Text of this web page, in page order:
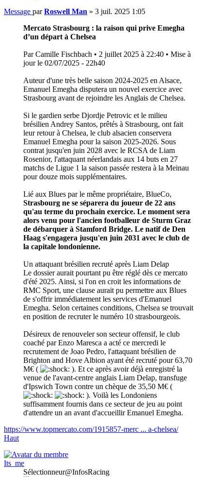
Message parRoswell Man » 3 juil. 2025 1:05
Mercato Strasbourg : la raison qui prive Emegha
d’un départ à Chelsea
Par Camille Fischbach • 2 juillet 2025 à 22:40 • Mise à
jour le 02/07/2025 - 22h40
Auteur d'une très belle saison 2024-2025 en Alsace,
Emanuel Emegha disputera un nouvel exercice avec
Strasbourg avant de rejoindre les Anglais de Chelsea.
Si le gardien serbe Djordje Petrovic et le milieu
brésilien Andrey Santos, prêtés à Strasbourg, ont fait
leur retour à Chelsea, le club alsacien conservera
Emanuel Emegha pour la saison 2025-2026. Sous
contrat jusqu'en juin 2028 avec le RCSA de Liam
Rosenior, l'attaquant néerlandais aux 14 buts en 27
matchs de Ligue 1 la saison passée restera à la Meinau
pour douze mois supplémentaires.
Lié aux Blues par le même propriétaire, BlueCo,
Strasbourg ne se séparera du joueur de 22 ans
qu'au terme du prochain exercice. Le moment sera
alors venu pour l'ancien footballeur de Sturm Graz
de débarquer à Stamford Bridge. Le natif de Den
Haag s'engagera jusqu'en juin 2031 avec le club de
la capitale londonienne.
Un attaquant brésilien recruté après Liam Delap
Le dossier aurait pourtant pu être réglé dès ce mercato
d'été 2025. Ainsi, si l'on en croit les informations de
RMC Sport, une clause aurait pu permettre aux Blues
de s'offrir immédiatement les services d'Emanuel
Emegha. Selon certaines conditions, Chelsea se trouvait
en position de recruter le numéro 10 strasbourgeois.
Désireux de renouveler son secteur offensif, le club
coaché par Enzo Maresca a acté ce mercredi le
recrutement de Joao Pedro, l'attaquant brésilien de
Brighton and Hove Albion ayant été recruté pour 63,70
M€ (
). Et ce après avoir déjà enregistré la
venue de l'avant-centre anglais Liam Delap, transfuge
d'Ipswich Town contre un chèque de 35,50 M€ (
). Voilà les Londoniens
suffisamment fournis dans ce secteur de jeu au point
d'attendre un an avant d'accueillir Emanuel Emegha.
https://www.topmercato.com/1915857-merc ... a-chelsea/
Haut
Its_me
Sélectionneur@InfosRacing